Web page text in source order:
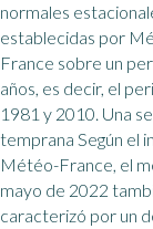
normales
establecidas por
France sobre un
años, es decir, el
1981 y 2010. Una
temprana Según el
Météo-France, el
mayo de 2022
caracterizó por un